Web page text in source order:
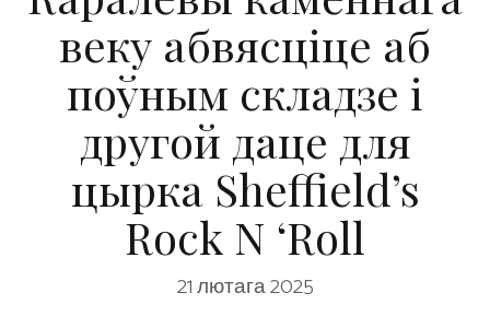
веку абвясціце аб
поўным складзе і
другой даце для
цырка Sheffield’s
Rock N ‘Roll
21 лютага 2025